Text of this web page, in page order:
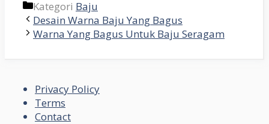
Kategori Baju
Desain Warna Baju Yang Bagus
Warna Yang Bagus Untuk Baju Seragam
Privacy Policy
Terms
Contact